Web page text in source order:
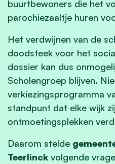
buurtbewoners die het
parochiezaaltje huren
Het verdwijnen van de
doodsteek voor het
dossier kan dus
Scholengroep blijven.
verkiezingsprogramma
standpunt dat elke wijk
ontmoetingsplekken
Daarom stelde
Teerlinck volgende